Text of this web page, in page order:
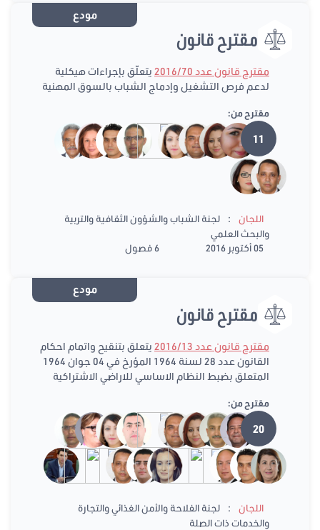
مودع
مقترح قانون
مقترح قانون عدد 2016/70
يتعلّق بإجراءات هيكلية
لدعم فرص التشغيل وإدماج الشباب بالسوق المهنية
مقترح من:
11
اللجان :
لجنة الشباب والشؤون الثقافية والتربية
والبحث العلمي
05 أكتوبر 2016
6 فصول
مودع
مقترح قانون
مقترح قانون عدد 2016/13
يتعلق بتنقيح واتمام احكام
القانون عدد 28 لسنة 1964 المؤرخ في 04 جوان 1964
المتعلق بضبط النظام الاساسي للاراضي الاشتراكية
مقترح من:
20
اللجان :
لجنة الفلاحة والأمن الغذائي والتجارة
والخدمات ذات الصلة